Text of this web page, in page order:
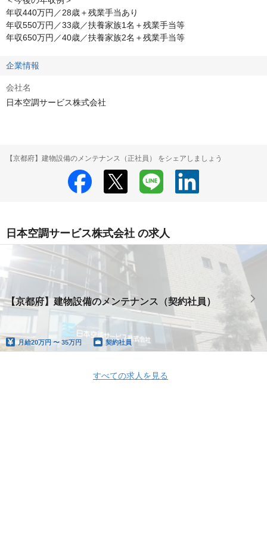
年収440万円／28歳＋残業手当あり
年収550万円／33歳／扶養家族1名＋残業手当等
年収650万円／40歳／扶養家族2名＋残業手当等
企業情報
会社名
日本空調サービス株式会社
【京都府】建物設備のメンテナンス（正社員） をシェアしましょう
日本空調サービス株式会社 の求人
【京都府】建物設備のメンテナンス（契約社員）
月給20万円 〜 35万円 契約社員
すべての求人を見る